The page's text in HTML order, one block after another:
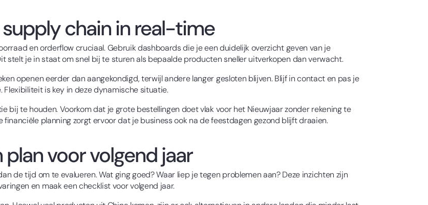
chain in real-time
en orderflow cruciaal. Gebruik dashboards die je een duidelijk overzicht geven van je
stelt je in staat om snel bij te sturen als bepaalde producten sneller uitverkopen dan verwacht.
openen eerder dan aangekondigd, terwijl andere langer gesloten blijven. Blijf in contact en pas je
is key in deze dynamische situatie.
bij te houden. Voorkom dat je grote bestellingen doet vlak voor het Nieuwjaar zonder rekening te
planning zorgt ervoor dat je business ook na de feestdagen gezond blijft draaien.
voor volgend jaar
de tijd om te evalueren. Wat ging goed? Waar liep je tegen problemen aan? Deze inzichten zijn
en maak een checklist voor volgend jaar.